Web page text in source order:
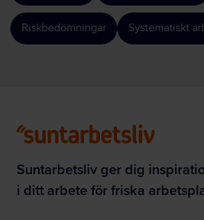
Riskbedömningar Systematiskt
Suntarbetsliv ger dig
i ditt arbete för friska